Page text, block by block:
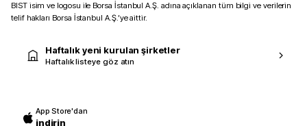
BIST isim ve logosu ile Borsa İstanbul A.Ş. adına açıklanan tüm bilgi ve verilerin
telif hakları Borsa İstanbul A.Ş.’ye aittir.
Haftalık yeni kurulan şirketler
Haftalık listeye göz atın
App Store'dan
indirin